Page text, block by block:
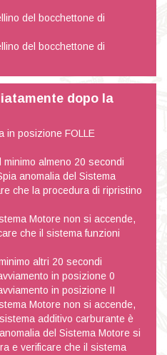
del bocchettone di
del bocchettone di
dopo la
in posizione FOLLE
almeno 20 secondi
anomalia del Sistema
che la procedura di ripristino
Motore non si accende,
che il sistema funzioni
altri 20 secondi
in posizione 0
in posizione II
Motore non si accende,
additivo carburante è
del Sistema Motore si
e verificare che il sistema